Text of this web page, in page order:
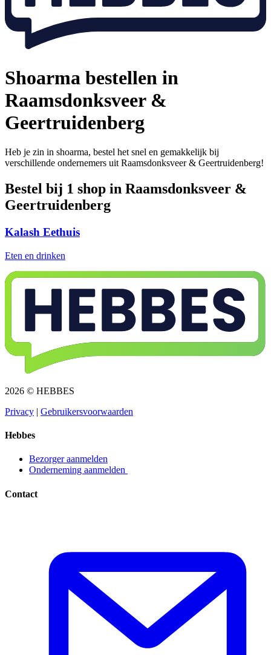
Shoarma bestellen in
Raamsdonksveer &
Geertruidenberg
Heb je zin in shoarma, bestel het snel en gemakkelijk bij
verschillende ondernemers uit Raamsdonksveer & Geertruidenberg!
Bestel bij 1 shop in Raamsdonksveer &
Geertruidenberg
Kalash Eethuis
Eten en drinken
2026 © HEBBES
Privacy​​​​‌ ‍ ​‍​‍‌‍ ‌ ​‍‌‍‍‌‌‍‌ ‌‍‍‌‌‍ ‍​‍​‍​ ‍‍​‍​‍‌ ​ ‌‍​‌‌‍ ‍‌‍‍‌‌ ‌​‌ ‍‌​‍ ‍‌‍‍‌‌‍ ​‍​‍​‍ ​​‍​‍‌‍‍​‌ ​‍‌‍‌‌‌‍‌‍​‍​‍​ ‍‍​‍​‍‌‍‍​‌ ‌​‌ ‌​‌ ​​​ ‍‍​‍ ​‍ ‌‍ ​‌‍ ‌‍​ ‌‍​‌‌‍ ​‌‍‍​‌‍ ‌ ​ ‌ ‌​​ ‍‍​ ​ ​ ​ ​ ​ ​ ​ ​‍ ‌‍‍‌‌‍ ‍‌ ‌​‌‍‌‌‌‍ ‍‌ ‌​​‍ ‌‍‌‌‌‍‌​‌‍‍‌‌ ‌​​‍ ‌‍ ‌‌‍ ‌‍‌​‌‍‌‌​ ‌‌ ​​‌ ​‍‌‍‌‌‌ ​ ‌‍‌‌‌‍ ‍‌ ‌​‌‍​‌‌ ‌​‌‍‍‌‌‍ ‌‍ ‍​ ‍ ‌‍‍‌‌‍‌​​ ‌‌‍‌ ‌‍ ​‌‍ ‌‍​‍‌‍​‌‌‍ ​​ ‍ ‌ ‌​‌ ‍‌‌ ​​‌‍‌‌​ ‌‌‍‌ ‌‍ ​‌‍ ‌‍​‍‌‍​‌‌‍ ​​ ‍ ‌ ​​‌‍​‌‌ ‌​‌‍‍​​ ‌‌‍‌‍‌‍ ‌‍ ‌ ‌​‌‍‌‌‌ ​‍​‍ ‍‌‍ ​‌‍‌‌‌‍‌ ‌‍​‌‌‍ ​​‍‌‌​ ‌‌‌​​‍‌‌ ‌‍‍ ‌‍‌‌‌ ‍‌​‍‌‌​ ​ ‌​‌​​‍‌‌​ ​ ‌​‌​​‍‌‌​ ​‍​ ​‍​ ​‌​ ‍​‌‍‌‌​ ‌‍‌‍‌​‌‍‌‌‌‍‌‌​ ‌‍​ ​ ​ ‍‌​ ‌‌​ ‌​​‍‌‌​ ​‍​ ​‍​‍‌‌​ ‌‌‌​‌​​‍ ‍‌‍ ​‌‍​‌‌‍​‍‌‍‌‌‌‍ ​​ ‌‍​‍‌‍​‌‌ ​ ‌‍‌‌‌‌‌‌‌ ​‍‌‍ ​​ ‌‌‍‍​‌ ‌​‌ ‌​‌ ​​​‍‌‌​ ​ ‌​​‌​‍‌‌​ ​‍‌​‌‍​‍‌‌​ ​‍‌​‌‍‌‍ ​‌‍ ‌‍​ ‌‍​‌‌‍ ​‌‍‍​‌‍ ‌ ​ ‌ ‌​​‍‌‌​ ​ ‌​​‌​ ​ ​ ​ ​ ​ ​ ​ ​‍‌‍‌‍‍‌‌‍‌​​ ‌‌‍‌ ‌‍ ​‌‍ ‌‍​‍‌‍​‌‌‍ ​​‍‌‍‌ ‌​‌ ‍‌‌ ​​‌‍‌‌​ ‌‌‍‌ ‌‍ ​‌‍ ‌‍​‍‌‍​‌‌‍ ​​‍‌‍‌ ​​‌‍​‌‌ ‌​‌‍‍​​ ‌‌‍‌‍‌‍ ‌‍ ‌ ‌​‌‍‌‌‌ ​‍​‍ ‍‌‍ ​‌‍‌‌‌‍‌ ‌‍​‌‌‍ ​​‍‌‌​ ‌‌‌​​‍‌‌ ‌‍‍ ‌‍‌‌‌ ‍‌​‍‌‌​ ​ ‌​‌​​‍‌‌​ ​ ‌​‌​​‍‌‌​ ​‍​ ​‍​ ​‌​ ‍​‌‍‌‌​ ‌‍‌‍‌​‌‍‌‌‌‍‌‌​ ‌‍​ ​ ​ ‍‌​ ‌‌​ ‌​​‍‌‌​ ​‍​ ​‍​‍‌‌​ ‌‌‌​‌​​‍ ‍‌‍ ​‌‍​‌‌‍​‍‌‍‌‌‌‍ ​​‍‌‍‌ ​​‌‍‌‌‌ ​‍‌ ​ ‌ ​​‌‍‌‌‌‍​ ‌ ‌​‌‍‍‌‌ ‌‍‌‍‌‌​ ‌‌ ​​‌ ‌‌‌‍​‍‌‍ ​‌‍‍‌‌ ​ ‌‍‍​‌‍‌‌‌‍‌​​‍​‍‌ ‌ | Gebruikersvoorwaarden​​​​‌ ‍ ​‍​‍‌‍ ‌ ​‍‌‍‍‌‌‍‌ ‌‍‍‌‌‍ ‍​‍​‍​ ‍‍​‍​‍‌ ​ ‌‍​‌‌‍ ‍‌‍‍‌‌ ‌​‌ ‍‌​‍ ‍‌‍‍‌‌‍ ​‍​‍​‍ ​​‍​‍‌‍‍​‌ ​‍‌‍‌‌‌‍‌‍​‍​‍​ ‍‍​‍​‍‌‍‍​‌ ‌​‌ ‌​‌ ​​​ ‍‍​‍ ​‍ ‌‍ ​‌‍ ‌‍​ ‌‍​‌‌‍ ​‌‍‍​‌‍ ‌ ​ ‌ ‌​​ ‍‍​ ​ ​ ​ ​ ​ ​ ​ ​‍ ‌‍‍‌‌‍ ‍‌ ‌​‌‍‌‌‌‍ ‍‌ ‌​​‍ ‌‍‌‌‌‍‌​‌‍‍‌‌ ‌​​‍ ‌‍ ‌‌‍ ‌‍‌​‌‍‌‌​ ‌‌ ​​‌ ​‍‌‍‌‌‌ ​ ‌‍‌‌‌‍ ‍‌ ‌​‌‍​‌‌ ‌​‌‍‍‌‌‍ ‌‍ ‍​ ‍ ‌‍‍‌‌‍‌​​ ‌‌‍‌ ‌‍ ​‌‍ ‌‍​‍‌‍​‌‌‍ ​​ ‍ ‌ ‌​‌ ‍‌‌ ​​‌‍‌‌​ ‌‌‍‌ ‌‍ ​‌‍ ‌‍​‍‌‍​‌‌‍ ​​ ‍ ‌ ​​‌‍​‌‌ ‌​‌‍‍​​ ‌‌‍‌‍‌‍ ‌‍ ‌ ‌​‌‍‌‌‌ ​‍​‍ ‍‌‍ ​‌‍‌‌‌‍‌ ‌‍​‌‌‍ ​​‍‌‌​ ‌‌‌​​‍‌‌ ‌‍‍ ‌‍‌‌‌ ‍‌​‍‌‌​ ​ ‌​‌​​‍‌‌​ ​ ‌​‌​​‍‌‌​ ​‍​ ​‍​ ​​‌‍​ ‌‍‌‍​ ‌‍​ ‌​‌‍‌​​ ​ ‌‍‌‌​ ​ ​ ​‌​ ‍‌​ ​‍​‍‌‌​ ​‍​ ​‍​‍‌‌​ ‌‌‌​‌​​‍ ‍‌‍ ​‌‍​‌‌‍​‍‌‍‌‌‌‍ ​​ ‌‍​‍‌‍​‌‌ ​ ‌‍‌‌‌‌‌‌‌ ​‍‌‍ ​​ ‌‌‍‍​‌ ‌​‌ ‌​‌ ​​​‍‌‌​ ​ ‌​​‌​‍‌‌​ ​‍‌​‌‍​‍‌‌​ ​‍‌​‌‍‌‍ ​‌‍ ‌‍​ ‌‍​‌‌‍ ​‌‍‍​‌‍ ‌ ​ ‌ ‌​​‍‌‌​ ​ ‌​​‌​ ​ ​ ​ ​ ​ ​ ​ ​‍‌‍‌‍‍‌‌‍‌​​ ‌‌‍‌ ‌‍ ​‌‍ ‌‍​‍‌‍​‌‌‍ ​​‍‌‍‌ ‌​‌ ‍‌‌ ​​‌‍‌‌​ ‌‌‍‌ ‌‍ ​‌‍ ‌‍​‍‌‍​‌‌‍ ​​‍‌‍‌ ​​‌‍​‌‌ ‌​‌‍‍​​ ‌‌‍‌‍‌‍ ‌‍ ‌ ‌​‌‍‌‌‌ ​‍​‍ ‍‌‍ ​‌‍‌‌‌‍‌ ‌‍​‌‌‍ ​​‍‌‌​ ‌‌‌​​‍‌‌ ‌‍‍ ‌‍‌‌‌ ‍‌​‍‌‌​ ​ ‌​‌​​‍‌‌​ ​ ‌​‌​​‍‌‌​ ​‍​ ​‍​ ​​‌‍​ ‌‍‌‍​ ‌‍​ ‌​‌‍‌​​ ​ ‌‍‌‌​ ​ ​ ​‌​ ‍‌​ ​‍​‍‌‌​ ​‍​ ​‍​‍‌‌​ ‌‌‌​‌​​‍ ‍‌‍ ​‌‍​‌‌‍​‍‌‍‌‌‌‍ ​​‍‌‍‌ ​​‌‍‌‌‌ ​‍‌ ​ ‌ ​​‌‍‌‌‌‍​ ‌ ‌​‌‍‍‌‌ ‌‍‌‍‌‌​ ‌‌ ​​‌ ‌‌‌‍​‍‌‍ ​‌‍‍‌‌ ​ ‌‍‍​‌‍‌‌‌‍‌​​‍​‍‌ ‌
Hebbes
Bezorger aanmelden​​​​‌ ‍ ​‍​‍‌‍ ‌ ​‍‌‍‍‌‌‍‌ ‌‍‍‌‌‍ ‍​‍​‍​ ‍‍​‍​‍‌ ​ ‌‍​‌‌‍ ‍‌‍‍‌‌ ‌​‌ ‍‌​‍ ‍‌‍‍‌‌‍ ​‍​‍​‍ ​​‍​‍‌‍‍​‌ ​‍‌‍‌‌‌‍‌‍​‍​‍​ ‍‍​‍​‍‌‍‍​‌ ‌​‌ ‌​‌ ​​​ ‍‍​‍ ​‍ ‌‍ ​‌‍ ‌‍​ ‌‍​‌‌‍ ​‌‍‍​‌‍ ‌ ​ ‌ ‌​​ ‍‍​ ​ ​ ​ ​ ​ ​ ​ ​‍ ‌‍‍‌‌‍ ‍‌ ‌​‌‍‌‌‌‍ ‍‌ ‌​​‍ ‌‍‌‌‌‍‌​‌‍‍‌‌ ‌​​‍ ‌‍ ‌‌‍ ‌‍‌​‌‍‌‌​ ‌‌ ​​‌ ​‍‌‍‌‌‌ ​ ‌‍‌‌‌‍ ‍‌ ‌​‌‍​‌‌ ‌​‌‍‍‌‌‍ ‌‍ ‍​ ‍ ‌‍‍‌‌‍‌​​ ‌‌‍‌ ‌‍ ​‌‍ ‌‍​‍‌‍​‌‌‍ ​​ ‍ ‌ ‌​‌ ‍‌‌ ​​‌‍‌‌​ ‌‌‍‌ ‌‍ ​‌‍ ‌‍​‍‌‍​‌‌‍ ​​ ‍ ‌ ​​‌‍​‌‌ ‌​‌‍‍​​ ‌‌‍‌‍‌‍ ‌‍ ‌ ‌​‌‍‌‌‌ ​‍​‍ ‍‌ ​​‌‍​‌‌‍‌ ‌‍‌‌‌ ​ ​‍‌‌​ ‌‌‌​​‍‌‌ ‌‍‍ ‌‍‌‌‌ ‍‌​‍‌‌​ ​ ‌​‌​​‍‌‌​ ​ ‌​‌​​‍‌‌​ ​‍​ ​‍​ ‌ ​ ​‌‌‍​‍‌‍​ ​ ‌‌​ ‌ ​ ​‌​ ​‍​ ‌​​ ​​‌‍‌‌​ ‍‌​‍‌‌​ ​‍​ ​‍​‍‌‌​ ‌‌‌​‌​​‍ ‍‌‍ ​‌‍​‌‌‍​‍‌‍‌‌‌‍ ​​ ‌‍​‍‌‍​‌‌ ​ ‌‍‌‌‌‌‌‌‌ ​‍‌‍ ​​ ‌‌‍‍​‌ ‌​‌ ‌​‌ ​​​‍‌‌​ ​ ‌​​‌​‍‌‌​ ​‍‌​‌‍​‍‌‌​ ​‍‌​‌‍‌‍ ​‌‍ ‌‍​ ‌‍​‌‌‍ ​‌‍‍​‌‍ ‌ ​ ‌ ‌​​‍‌‌​ ​ ‌​​‌​ ​ ​ ​ ​ ​ ​ ​ ​‍‌‍‌‍‍‌‌‍‌​​ ‌‌‍‌ ‌‍ ​‌‍ ‌‍​‍‌‍​‌‌‍ ​​‍‌‍‌ ‌​‌ ‍‌‌ ​​‌‍‌‌​ ‌‌‍‌ ‌‍ ​‌‍ ‌‍​‍‌‍​‌‌‍ ​​‍‌‍‌ ​​‌‍​‌‌ ‌​‌‍‍​​ ‌‌‍‌‍‌‍ ‌‍ ‌ ‌​‌‍‌‌‌ ​‍​‍ ‍‌ ​​‌‍​‌‌‍‌ ‌‍‌‌‌ ​ ​‍‌‌​ ‌‌‌​​‍‌‌ ‌‍‍ ‌‍‌‌‌ ‍‌​‍‌‌​ ​ ‌​‌​​‍‌‌​ ​ ‌​‌​​‍‌‌​ ​‍​ ​‍​ ‌ ​ ​‌‌‍​‍‌‍​ ​ ‌‌​ ‌ ​ ​‌​ ​‍​ ‌​​ ​​‌‍‌‌​ ‍‌​‍‌‌​ ​‍​ ​‍​‍‌‌​ ‌‌‌​‌​​‍ ‍‌‍ ​‌‍​‌‌‍​‍‌‍‌‌‌‍ ​​‍‌‍‌ ​​‌‍‌‌‌ ​‍‌ ​ ‌ ​​‌‍‌‌‌‍​ ‌ ‌​‌‍‍‌‌ ‌‍‌‍‌‌​ ‌‌ ​​‌ ‌‌‌‍​‍‌‍ ​‌‍‍‌‌ ​ ‌‍‍​‌‍‌‌‌‍‌​​‍​‍‌ ‌
Onderneming aanmelden ​​​​‌ ‍ ​‍​‍‌‍ ‌ ​‍‌‍‍‌‌‍‌ ‌‍‍‌‌‍ ‍​‍​‍​ ‍‍​‍​‍‌ ​ ‌‍​‌‌‍ ‍‌‍‍‌‌ ‌​‌ ‍‌​‍ ‍‌‍‍‌‌‍ ​‍​‍​‍ ​​‍​‍‌‍‍​‌ ​‍‌‍‌‌‌‍‌‍​‍​‍​ ‍‍​‍​‍‌‍‍​‌ ‌​‌ ‌​‌ ​​​ ‍‍​‍ ​‍ ‌‍ ​‌‍ ‌‍​ ‌‍​‌‌‍ ​‌‍‍​‌‍ ‌ ​ ‌ ‌​​ ‍‍​ ​ ​ ​ ​ ​ ​ ​ ​‍ ‌‍‍‌‌‍ ‍‌ ‌​‌‍‌‌‌‍ ‍‌ ‌​​‍ ‌‍‌‌‌‍‌​‌‍‍‌‌ ‌​​‍ ‌‍ ‌‌‍ ‌‍‌​‌‍‌‌​ ‌‌ ​​‌ ​‍‌‍‌‌‌ ​ ‌‍‌‌‌‍ ‍‌ ‌​‌‍​‌‌ ‌​‌‍‍‌‌‍ ‌‍ ‍​ ‍ ‌‍‍‌‌‍‌​​ ‌‌‍‌ ‌‍ ​‌‍ ‌‍​‍‌‍​‌‌‍ ​​ ‍ ‌ ‌​‌ ‍‌‌ ​​‌‍‌‌​ ‌‌‍‌ ‌‍ ​‌‍ ‌‍​‍‌‍​‌‌‍ ​​ ‍ ‌ ​​‌‍​‌‌ ‌​‌‍‍​​ ‌‌‍‌‍‌‍ ‌‍ ‌ ‌​‌‍‌‌‌ ​‍​‍ ‍‌ ​​‌‍​‌‌‍‌ ‌‍‌‌‌ ​ ​‍‌‌​ ‌‌‌​​‍‌‌ ‌‍‍ ‌‍‌‌‌ ‍‌​‍‌‌​ ​ ‌​‌​​‍‌‌​ ​ ‌​‌​​‍‌‌​ ​‍​ ​‍​ ‌ ​ ‌ ​ ‍‌​ ​ ​ ​‌‌‍​ ‌‍​‌​ ‌‍​ ​‌‌‍​‍​ ‌‍‌‍​ ​‍‌‌​ ​‍​ ​‍​‍‌‌​ ‌‌‌​‌​​‍ ‍‌‍ ​‌‍​‌‌‍​‍‌‍‌‌‌‍ ​​ ‌‍​‍‌‍​‌‌ ​ ‌‍‌‌‌‌‌‌‌ ​‍‌‍ ​​ ‌‌‍‍​‌ ‌​‌ ‌​‌ ​​​‍‌‌​ ​ ‌​​‌​‍‌‌​ ​‍‌​‌‍​‍‌‌​ ​‍‌​‌‍‌‍ ​‌‍ ‌‍​ ‌‍​‌‌‍ ​‌‍‍​‌‍ ‌ ​ ‌ ‌​​‍‌‌​ ​ ‌​​‌​ ​ ​ ​ ​ ​ ​ ​ ​‍‌‍‌‍‍‌‌‍‌​​ ‌‌‍‌ ‌‍ ​‌‍ ‌‍​‍‌‍​‌‌‍ ​​‍‌‍‌ ‌​‌ ‍‌‌ ​​‌‍‌‌​ ‌‌‍‌ ‌‍ ​‌‍ ‌‍​‍‌‍​‌‌‍ ​​‍‌‍‌ ​​‌‍​‌‌ ‌​‌‍‍​​ ‌‌‍‌‍‌‍ ‌‍ ‌ ‌​‌‍‌‌‌ ​‍​‍ ‍‌ ​​‌‍​‌‌‍‌ ‌‍‌‌‌ ​ ​‍‌‌​ ‌‌‌​​‍‌‌ ‌‍‍ ‌‍‌‌‌ ‍‌​‍‌‌​ ​ ‌​‌​​‍‌‌​ ​ ‌​‌​​‍‌‌​ ​‍​ ​‍​ ‌ ​ ‌ ​ ‍‌​ ​ ​ ​‌‌‍​ ‌‍​‌​ ‌‍​ ​‌‌‍​‍​ ‌‍‌‍​ ​‍‌‌​ ​‍​ ​‍​‍‌‌​ ‌‌‌​‌​​‍ ‍‌‍ ​‌‍​‌‌‍​‍‌‍‌‌‌‍ ​​‍‌‍‌ ​​‌‍‌‌‌ ​‍‌ ​ ‌ ​​‌‍‌‌‌‍​ ‌ ‌​‌‍‍‌‌ ‌‍‌‍‌‌​ ‌‌ ​​‌ ‌‌‌‍​‍‌‍ ​‌‍‍‌‌ ​ ‌‍‍​‌‍‌‌‌‍‌​​‍​‍‌ ‌
Contact